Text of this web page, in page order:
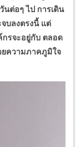
ต่อๆ ไป การเดิน
บลงตรงนี้ แต่
รจะอยู่กับ ตลอด
ความภาคภูมิใจ